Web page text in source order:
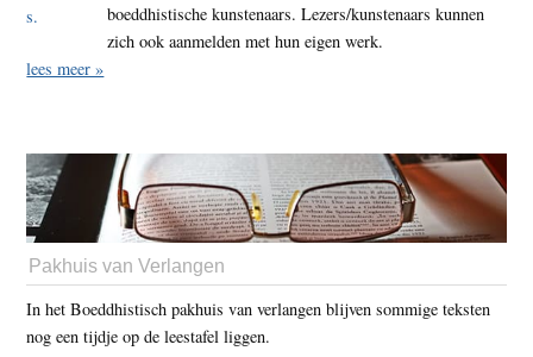
boeddhistische kunstenaars. Lezers/kunstenaars kunnen
zich ook aanmelden met hun eigen werk.
lees meer »
Pakhuis van Verlangen
In het Boeddhistisch pakhuis van verlangen blijven sommige teksten
nog een tijdje op de leestafel liggen.